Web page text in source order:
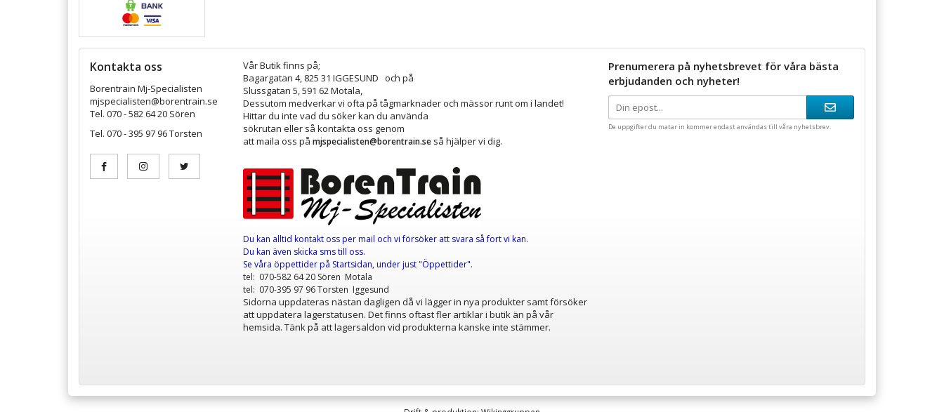
Kontakta oss
Borentrain Mj-Specialisten
mjspecialisten@borentrain.se
Tel. 070 - 582 64 20 Sören
Tel. 070 - 395 97 96 Torsten
Vår Butik finns på;
Bagargatan 4, 825 31 IGGESUND och på
Slussgatan 5, 591 62 Motala,
Dessutom medverkar vi ofta på tågmarknader och mässor runt om i landet!
Hittar du inte vad du söker kan du använda
sökrutan eller så kontakta oss genom
att maila oss på mjspecialisten@borentrain.se så hjälper vi dig.
Du kan alltid kontakt oss per mail och vi försöker att svara så fort vi kan.
Du kan även skicka sms till oss.
Se våra öppettiderpå Startsidan, under just "Öppettider".
tel: 070-582 64 20 Sören Motala
tel: 070-395 97 96 Torsten Iggesund
Sidorna uppdateras nästan dagligen då vi lägger in nya produkter samt försöker
att uppdatera lagerstatusen. Det finns oftast fler artiklar i butik än på vår
hemsida. Tänk på att lagersaldon vid produkterna kanske inte stämmer.
Prenumerera på nyhetsbrevet för våra bästa
erbjudanden och nyheter!
De uppgifter du matar in kommer endast användas till våra nyhetsbrev.